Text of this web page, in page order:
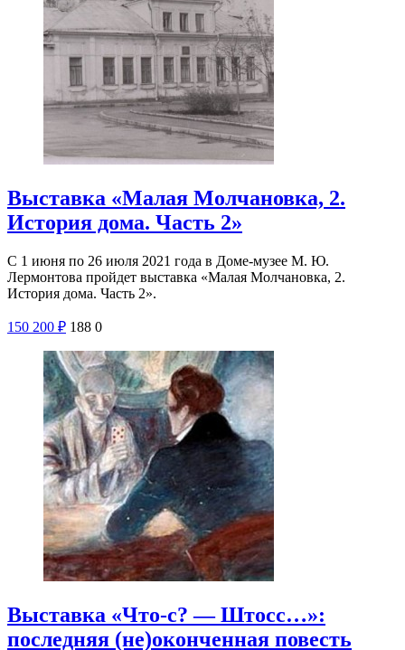
Выставка «Малая Молчановка, 2.
История дома. Часть 2»
С 1 июня по 26 июля 2021 года в Доме-музее М. Ю.
Лермонтова пройдет выставка «Малая Молчановка, 2.
История дома. Часть 2».
150 200 ₽ 188 0
Выставка «Что-с? — Штосс…»:
последняя (не)оконченная повесть